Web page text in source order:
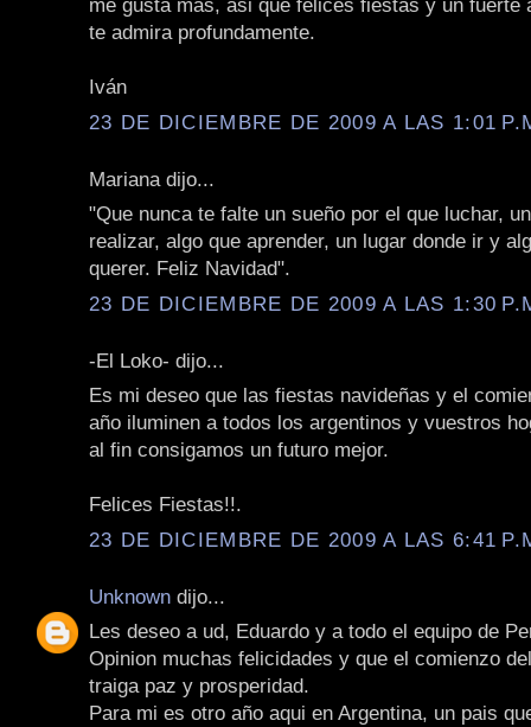
me gusta más, asi que felices fiestas y un fuerte
te admira profundamente.
Iván
23 DE DICIEMBRE DE 2009 A LAS 1:01
Mariana dijo...
"Que nunca te falte un sueño por el que luchar,
realizar, algo que aprender, un lugar donde ir y
querer. Feliz Navidad".
23 DE DICIEMBRE DE 2009 A LAS 1:30
-El Loko- dijo...
Es mi deseo que las fiestas navideñas y el
año iluminen a todos los argentinos y vuestros
al fin consigamos un futuro mejor.
Felices Fiestas!!.
23 DE DICIEMBRE DE 2009 A LAS 6:41
Unknown dijo...
Les deseo a ud, Eduardo y a todo el equipo de
Opinion muchas felicidades y que el comienzo
traiga paz y prosperidad.
Para mi es otro año aqui en Argentina, un pais